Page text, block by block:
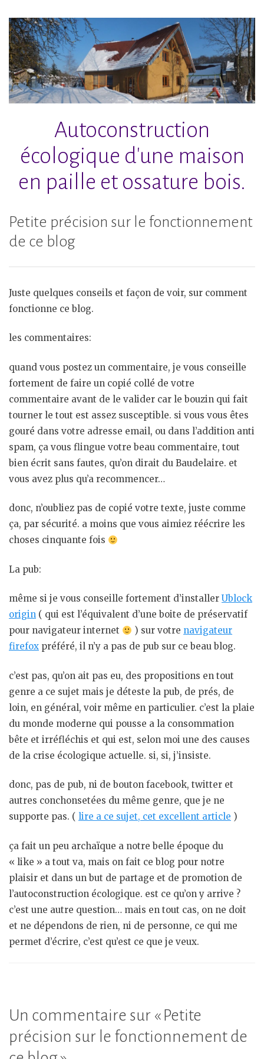
Accéder
au
contenu
principal
Autoconstruction
écologique d'une maison
en paille et ossature bois.
Petite précision sur le fonctionnement
de ce blog
Juste quelques conseils et façon de voir, sur comment
fonctionne ce blog.
les commentaires:
quand vous postez un commentaire, je vous conseille
fortement de faire un copié collé de votre
commentaire avant de le valider car le bouzin qui fait
tourner le tout est assez susceptible. si vous vous êtes
gouré dans votre adresse email, ou dans l’addition anti
spam, ça vous flingue votre beau commentaire, tout
bien écrit sans fautes, qu’on dirait du Baudelaire. et
vous avez plus qu’a recommencer…
donc, n’oubliez pas de copié votre texte, juste comme
ça, par sécurité. a moins que vous aimiez réécrire les
choses cinquante fois
La pub:
même si je vous conseille fortement d’installer Ublock
origin ( qui est l’équivalent d’une boite de préservatif
pour navigateur internet
) sur votre navigateur
firefox préféré, il n’y a pas de pub sur ce beau blog.
c’est pas, qu’on ait pas eu, des propositions en tout
genre a ce sujet mais je déteste la pub, de prés, de
loin, en général, voir même en particulier. c’est la plaie
du monde moderne qui pousse a la consommation
bête et irréfléchis et qui est, selon moi une des causes
de la crise écologique actuelle. si, si, j’insiste.
donc, pas de pub, ni de bouton facebook, twitter et
autres conchonsetées du même genre, que je ne
supporte pas. ( lire a ce sujet, cet excellent article )
ça fait un peu archaïque a notre belle époque du
« like » a tout va, mais on fait ce blog pour notre
plaisir et dans un but de partage et de promotion de
l’autoconstruction écologique. est ce qu’on y arrive ?
c’est une autre question… mais en tout cas, on ne doit
et ne dépendons de rien, ni de personne, ce qui me
permet d’écrire, c’est qu’est ce que je veux.
Un commentaire sur « Petite
précision sur le fonctionnement de